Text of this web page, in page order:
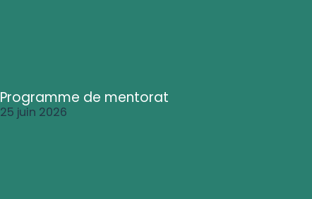
Programme de mentorat
25 juin 2026